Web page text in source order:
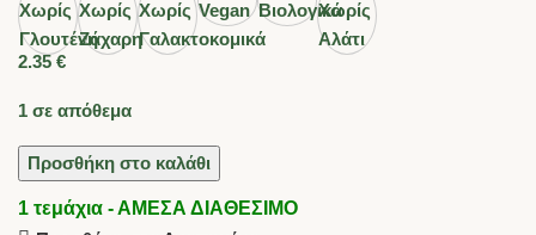
2.35€
1 σε απόθεμα
Προσθήκη στο καλάθι
1 τεμάχια - ΑΜΕΣΑ ΔΙΑΘΕΣΙΜΟ